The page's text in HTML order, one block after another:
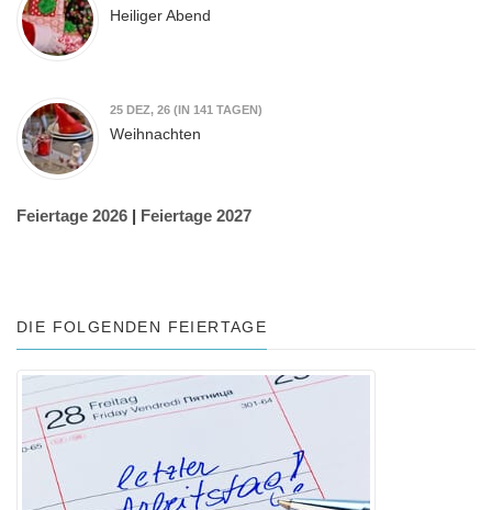
Heiliger Abend
25 DEZ, 26 (IN 141 TAGEN)
Weihnachten
Feiertage 2026 | Feiertage 2027
DIE FOLGENDEN FEIERTAGE